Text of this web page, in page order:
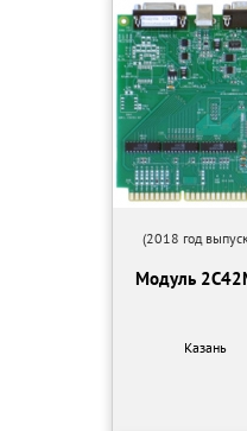
(Интайм, Деливери, Новая
Ночной Экспресс).
ССЫЛКА НА ВИДЕО: http://
эту ссылку и вставьте в
Сайт компании: http://
Google или Яндекс).
(2018 год
Модуль
Казань